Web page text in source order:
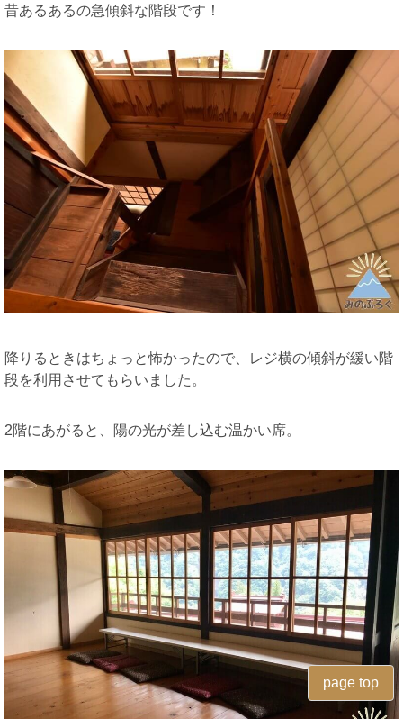
昔あるあるの急傾斜な階段です！
降りるときはちょっと怖かったので、レジ横の傾斜が緩い階
段を利用させてもらいました。
2階にあがると、陽の光が差し込む温かい席。
page top